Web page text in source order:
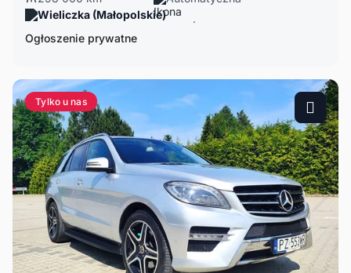
Wieliczka (Małopolskie)
Ogłoszenie prywatne
Tylko u nas